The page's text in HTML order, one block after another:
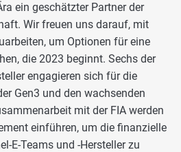
ein geschätzter Partner der
Wir freuen uns darauf, mit
um Optionen für eine
die 2023 beginnt. Sechs der
engagieren sich für die
Gen3 und den wachsenden
mit der FIA werden
einführen, um die finanzielle
E-Teams und -Hersteller zu